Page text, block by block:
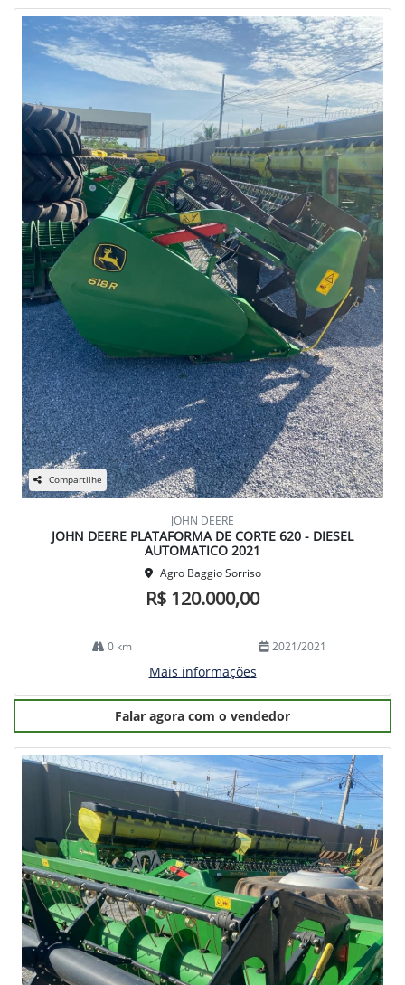
Compartilhe
JOHN DEERE
JOHN DEERE PLATAFORMA DE CORTE 620 - DIESEL
AUTOMATICO 2021
Agro Baggio Sorriso
R$ 120.000,00
0 km 2021/2021
Mais informações
Falar agora com o vendedor